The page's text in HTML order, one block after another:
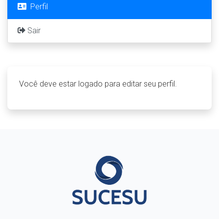
Perfil
Sair
Você deve estar logado para editar seu perfil.